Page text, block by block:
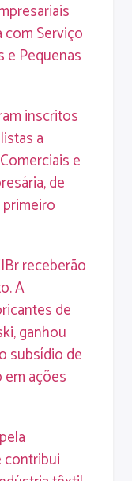
com Serviço
e Pequenas
inscritos
a
e
de
receberão
A
de
ganhou
subsídio de
em ações
contribui